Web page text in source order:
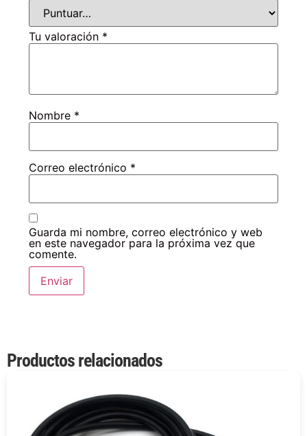
Tu valoración *
Nombre *
Correo electrónico *
Guarda mi nombre, correo electrónico y web
en este navegador para la próxima vez que
comente.
Productos relacionados